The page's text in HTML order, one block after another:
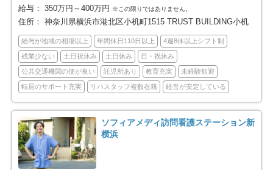
相模原市南区 横須賀市
平塚市 40 鎌倉市 65
藤沢市 119 小田原市 74
茅ヶ崎市 57 逗子市 23
三浦市
厚木市 64
給与： 350万円～400万円 ※この限りではありません。
住所： 神奈川県横浜市港北区小机町1515 TRUST BUILDING小机
給与が地域の相場以上 年間休日110日以上 4週8休以上シフト制
残業少ない 土日祝休み 土日休み 日・祝休み
公共交通機関の便が良い 託児所あり 教育充実 未経験歓迎
転居のサポート充実 リハスタッフ複数在籍 経営が安定している
ソフィアメディ訪問看護ステーション新
横浜